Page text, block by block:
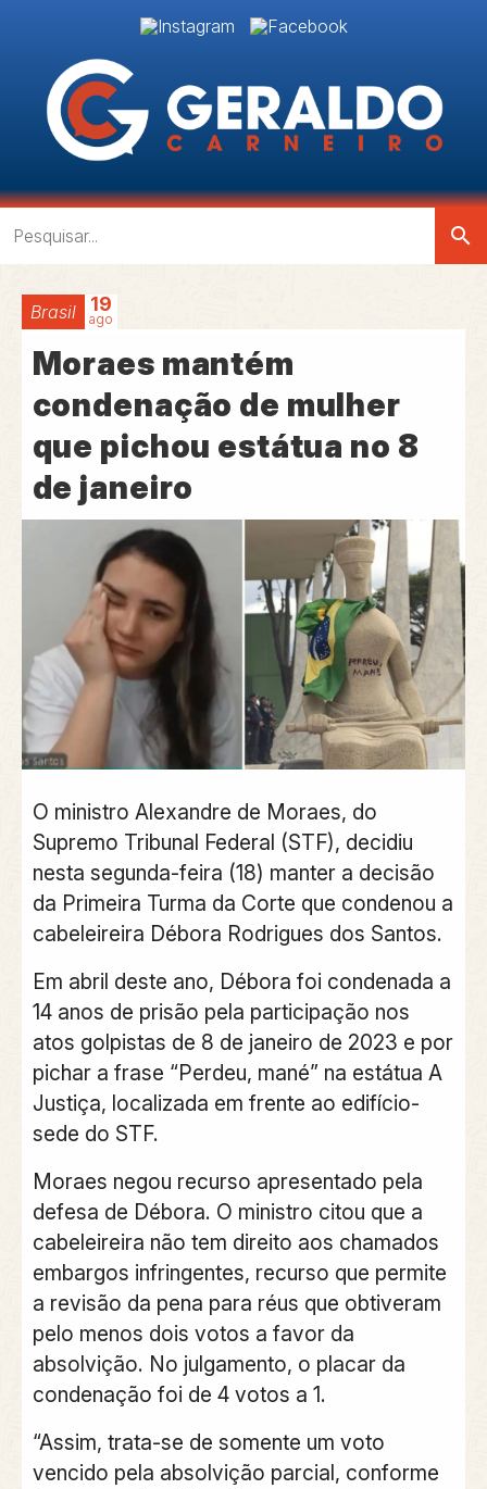
search
Brasil 19
ago
Moraes mantém
condenação de mulher
que pichou estátua no 8
de janeiro
O ministro Alexandre de Moraes, do
Supremo Tribunal Federal (STF), decidiu
nesta segunda-feira (18) manter a decisão
da Primeira Turma da Corte que condenou a
cabeleireira Débora Rodrigues dos Santos.
Em abril deste ano, Débora foi condenada a
14 anos de prisão pela participação nos
atos golpistas de 8 de janeiro de 2023 e por
pichar a frase “Perdeu, mané” na estátua A
Justiça, localizada em frente ao edifício-
sede do STF.
Moraes negou recurso apresentado pela
defesa de Débora. O ministro citou que a
cabeleireira não tem direito aos chamados
embargos infringentes, recurso que permite
a revisão da pena para réus que obtiveram
pelo menos dois votos a favor da
absolvição. No julgamento, o placar da
condenação foi de 4 votos a 1.
“Assim, trata-se de somente um voto
vencido pela absolvição parcial, conforme